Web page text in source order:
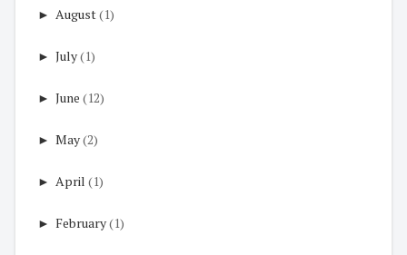
► August(1)
► July(1)
► June (12)
► May(2)
► April (1)
► February(1)